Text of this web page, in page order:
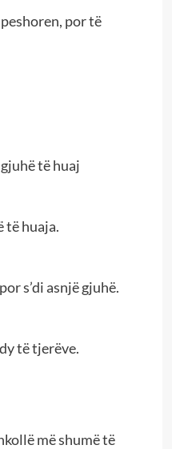
por të
të huaj
të huaja.
s’di asnjë gjuhë.
të tjerëve.
më shumë të